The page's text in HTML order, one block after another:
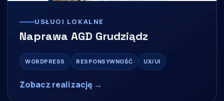
USŁUGI LOKALNE
Naprawa AGD Grudziądz
WORDPRESS RESPONSYWNOŚĆ UX/UI
Zobacz realizację →